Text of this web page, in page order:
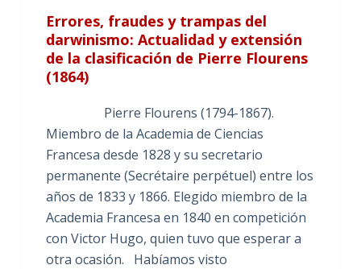
Errores, fraudes y trampas del
darwinismo: Actualidad y extensión
de la clasificación de Pierre Flourens
(1864)
Pierre Flourens (1794-1867).
Miembro de la Academia de Ciencias
Francesa desde 1828 y su secretario
permanente (Secrétaire perpétuel) entre los
años de 1833 y 1866. Elegido miembro de la
Academia Francesa en 1840 en competición
con Victor Hugo, quien tuvo que esperar a
otra ocasión. Habíamos visto